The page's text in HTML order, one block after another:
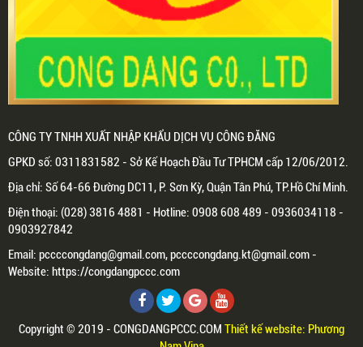
CÔNG TY TNHH XUẤT NHẬP KHẨU DỊCH VỤ CÔNG ĐĂNG
GPKD số: 0311831582 - Sở Kế Hoạch Đầu Tư TPHCM cấp 12/06/2012.
Địa chỉ: Số 64-66 Đường DC11, P. Sơn Kỳ, Quận Tân Phú, TP.Hồ Chí Minh.
Điện thoại: (028) 3816 4881 - Hotline: 0908 608 489 - 0936034118 -
0903927842
Email: pccccongdang@gmail.com, pccccongdang.kt@gmail.com -
Website: https://congdangpccc.com
Copyright © 2019 - CONGDANGPCCC.COM Thiết kế website: Phương